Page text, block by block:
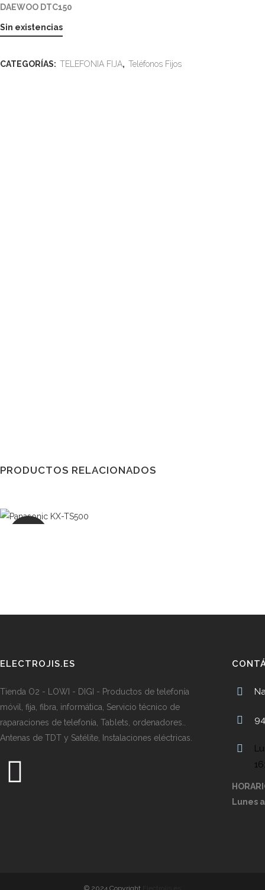
DAEWOO DTC150
Sin existencias
CATEGORÍAS: TELEFONIA FIJA, Teléfonos Fijos
PRODUCTOS RELACIONADOS
ELECTROJIS.ES
Tienda O2 - LOWI - DIGI - Productos de telefonía
móvil, fija, fibra, informática, Servicio técnico de
raparaciones de telefonía, Tablets, ordenadores..
Antenas de TDT y Satélite, Instalaciones eléctricas.
Lunes
© 2024 Copyright